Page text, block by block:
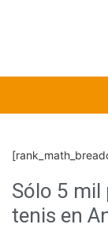
Sólo 5 mil
tenis en